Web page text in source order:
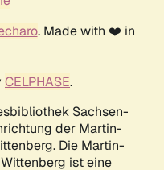
. Made with ❤️ in
CELPHASE.
Sachsen-
der Martin-
Die Martin-
ist eine